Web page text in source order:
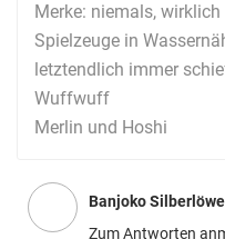
Merke: niemals,
Spielzeuge in
letztendlich immer
Wuffwuff
Merlin und Hoshi
Banjoko Silberlöwe
Zum Antworten